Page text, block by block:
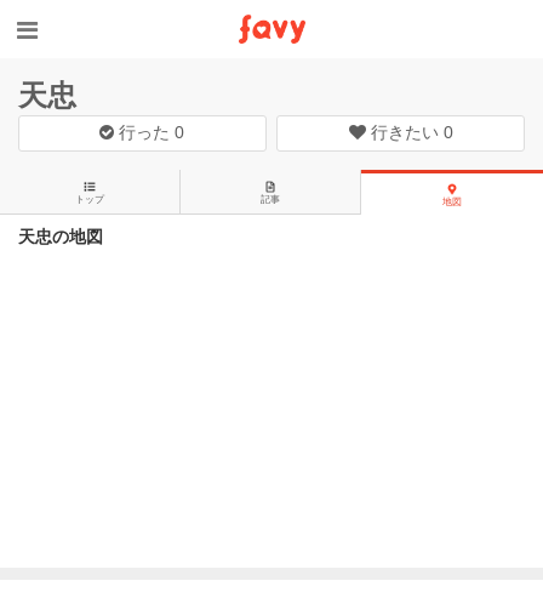
天忠
行った0 行きたい 0
トップ 記事 地図
天忠の地図